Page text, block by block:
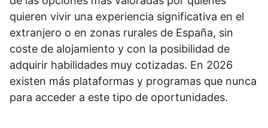
quieren vivir una experiencia significativa en el
extranjero o en zonas rurales de España, sin
coste de alojamiento y con la posibilidad de
adquirir habilidades muy cotizadas. En 2026
existen más plataformas y programas que nunca
para acceder a este tipo de oportunidades.